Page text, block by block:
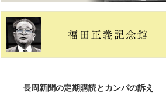
長周新聞の定期購読とカンパの訴え